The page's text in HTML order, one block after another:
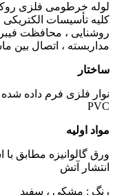
لوله خرطومی فلزی
کلیه تأسیسات
روشنایی ، محافظت
مداربسته ، اتصال بین
ساختار
نوار فلزی فرم داده
PVC
مواد اولیه
انتشار آتش
رنگ : مشکی ، سفید